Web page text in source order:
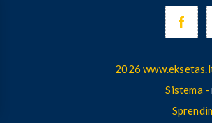
2026
Sistema -